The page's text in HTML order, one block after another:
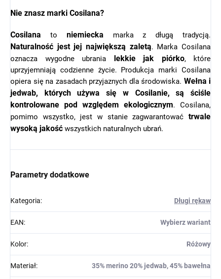
Nie znasz marki Cosilana?
Cosilana to niemiecka marka z długą tradycją.
Naturalność jest jej największą zaletą. Marka Cosilana
oznacza wygodne ubrania
lekkie jak piórko, które
uprzyjemniają codzienne życie. Produkcja marki Cosilana
opiera się na zasadach przyjaznych dla środowiska. Wełna i
jedwab, których używa się w Cosilanie, są ściśle
kontrolowane pod względem ekologicznym. Cosilana,
pomimo wszystko, jest w stanie zagwarantować trwale
wysoką jakość wszystkich naturalnych ubrań.
Parametry dodatkowe
Kategoria: Długi rękaw
EAN: Wybierz wariant
Kolor: Różowy
Materiał: 35% merino 20% jedwab, 45% bawełna